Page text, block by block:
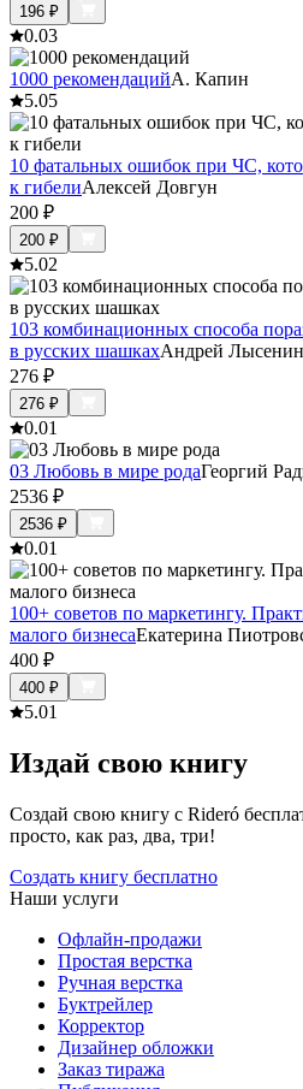
196 ₽
0.03
1000 рекомендацийА. Капин
5.05
10 фатальных ошибок при ЧС,
к гибелиАлексей Довгун
200 ₽
200 ₽
5.02
103 комбинационных способа
в русских шашкахАндрей Лысенин
276 ₽
276 ₽
0.01
03 Любовь в мире родаГеоргий
2536 ₽
2536 ₽
0.01
100+ советов по маркетингу.
малого бизнесаЕкатерина
400 ₽
400 ₽
5.01
Издай свою книгу
Создай свою книгу с Rideró
просто, как раз, два, три!
Создать книгу бесплатно
Наши услуги
Офлайн-продажи
Простая верстка
Ручная верстка
Буктрейлер
Корректор
Дизайнер обложки
Заказ тиража